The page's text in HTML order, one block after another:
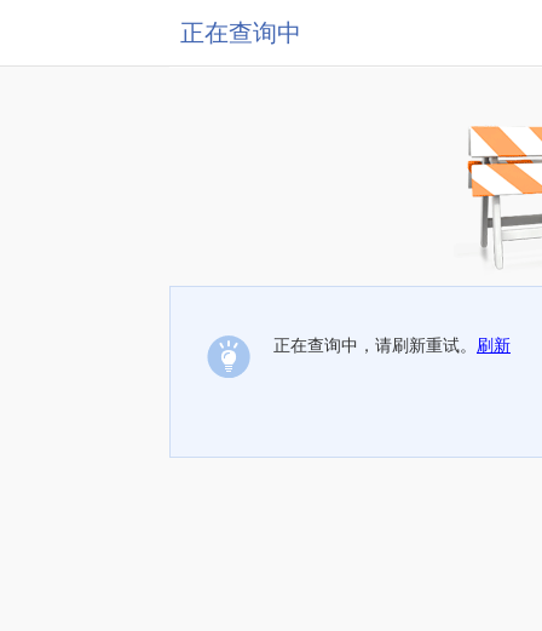
正在查询中
正在查询中，请刷新重试。 刷新